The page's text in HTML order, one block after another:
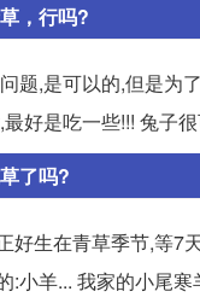
，行吗?
题,是可以的,但是为
好是吃一些!!! 兔子
了吗?
好生在青草季节,等7
:小羊... 我家的小尾